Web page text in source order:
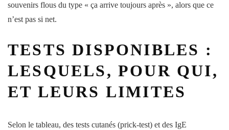
souvenirs flous du type « ça arrive toujours après », alors que ce
n’est pas si net.
TESTS DISPONIBLES :
LESQUELS, POUR QUI,
ET LEURS LIMITES
Selon le tableau, des tests cutanés (prick-test) et des IgE